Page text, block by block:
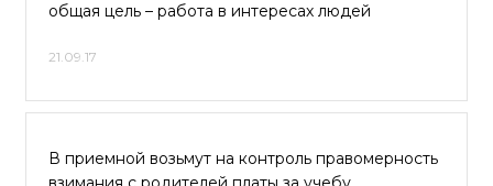
общая цель – работа в интересах людей
21.09.17
В приемной возьмут на контроль правомерность